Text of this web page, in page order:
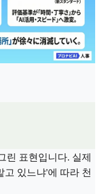
린 표현입니다. 실제
고 있느냐'에 따라 천